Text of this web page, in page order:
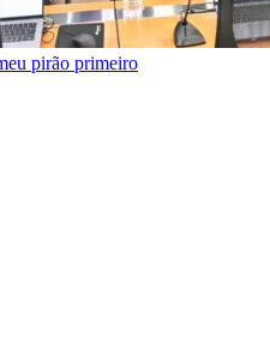
pirão primeiro